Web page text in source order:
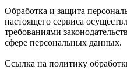
Обработка и защита
настоящего сервиса
требованиями
сфере персональных данных.
Ссылка на политику